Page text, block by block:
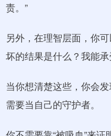
责。”
另外，在理智层面，你
坏的结果是什么？我能承
当你想清楚这些，你会
需要当自己的守护者。